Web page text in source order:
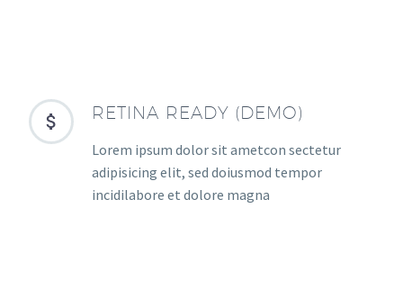

 RETINA READY (DEMO)
Lorem ipsum dolor sit ametcon sectetur
adipisicing elit, sed doiusmod tempor
incidilabore et dolore magna